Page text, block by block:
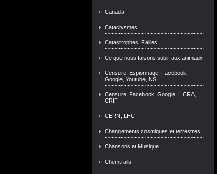
Canada
Cataclysmes
Catastrophes, Failles
Ce que nous faisons subir aux animaux
Censure, Espionnage, Facebook,
Google, Youtube, NS
Censure, Facebook, Google, LICRA,
CRIF
CERN, LHC
Changements cosmiques et terrestres
Chansons et Musique
Chemtrails